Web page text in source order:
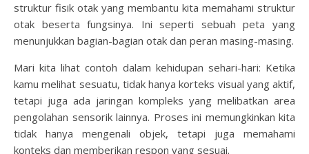
struktur fisik otak yang membantu kita memahami struktur
otak beserta fungsinya. Ini seperti sebuah peta yang
menunjukkan bagian-bagian otak dan peran masing-masing.
Mari kita lihat contoh dalam kehidupan sehari-hari: Ketika
kamu melihat sesuatu, tidak hanya korteks visual yang aktif,
tetapi juga ada jaringan kompleks yang melibatkan area
pengolahan sensorik lainnya. Proses ini memungkinkan kita
tidak hanya mengenali objek, tetapi juga memahami
konteks dan memberikan respon yang sesuai.